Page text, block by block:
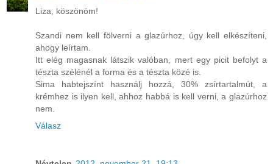
Liza, köszönöm!
Szandi nem kell fölverni a glazúrhoz, úgy kell elkészíteni,
ahogy leírtam.
Itt elég magasnak látszik valóban, mert egy picit befolyt a
tészta szélénél a forma és a tészta közé is.
Sima habtejszínt használj hozzá, 30% zsírtartalmút, a
krémhez is ilyen kell, ahhoz habbá is kell verni, a glazúrhoz
nem.
Válasz